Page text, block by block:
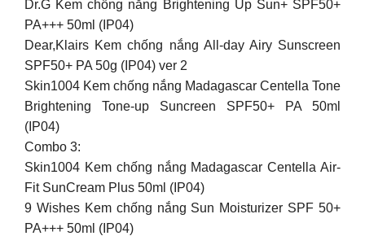
Dr.G Kem chống nắng Brightening Up Sun+ SPF50+
PA+++ 50ml (IP04)
Dear,Klairs Kem chống nắng All-day Airy Sunscreen
SPF50+ PA 50g (IP04) ver 2
Skin1004 Kem chống nắng Madagascar Centella Tone
Brightening Tone-up Suncreen SPF50+ PA 50ml
(IP04)
Combo 3:
Skin1004 Kem chống nắng Madagascar Centella Air-
Fit SunCream Plus 50ml (IP04)
9 Wishes Kem chống nắng Sun Moisturizer SPF 50+
PA+++ 50ml (IP04)